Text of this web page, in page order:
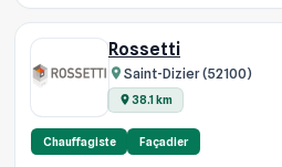
Rossetti
Saint-Dizier (52100)
38.1 km
Chauffagiste Façadier